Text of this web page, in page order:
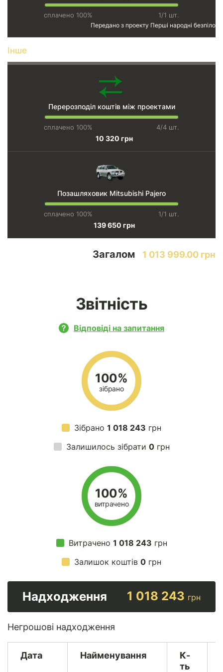
сплачено 100%
1/1 шт.
Передано з проекту Перші народні
Інше
Перерозподіл коштів між проектами
сплачено 100% 4/4 шт.
10 320 грн
Позашляховик Mitsubishi Pajero
сплачено 100% 1/1 шт.
139 650 грн
Загалом 1 013 999.00 грн
Звітність
Відповіді на запитання
100%
зібрано
Зібрано 1 018 243 грн
Залишилось зібрати 0грн
100%
витрачено
Витрачено 1 018 243 грн
Залишок коштів 0 грн
Надходження 1 018 243 грн
Негрошові надходження
Дата Найменування
К-
ть